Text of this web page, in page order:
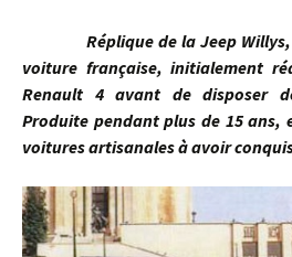
Réplique de la Jeep Willys,
voiture française, initialement
Renault 4 avant de disposer
Produite pendant plus de 15 ans,
voitures artisanales à avoir